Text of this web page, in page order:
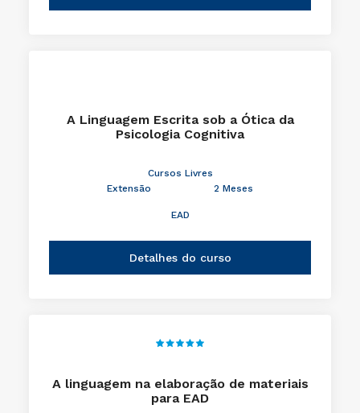
A Linguagem Escrita sob a Ótica da
Psicologia Cognitiva
Cursos Livres
Extensão
2 Meses
EAD
Detalhes do curso
A linguagem na elaboração de materiais
para EAD